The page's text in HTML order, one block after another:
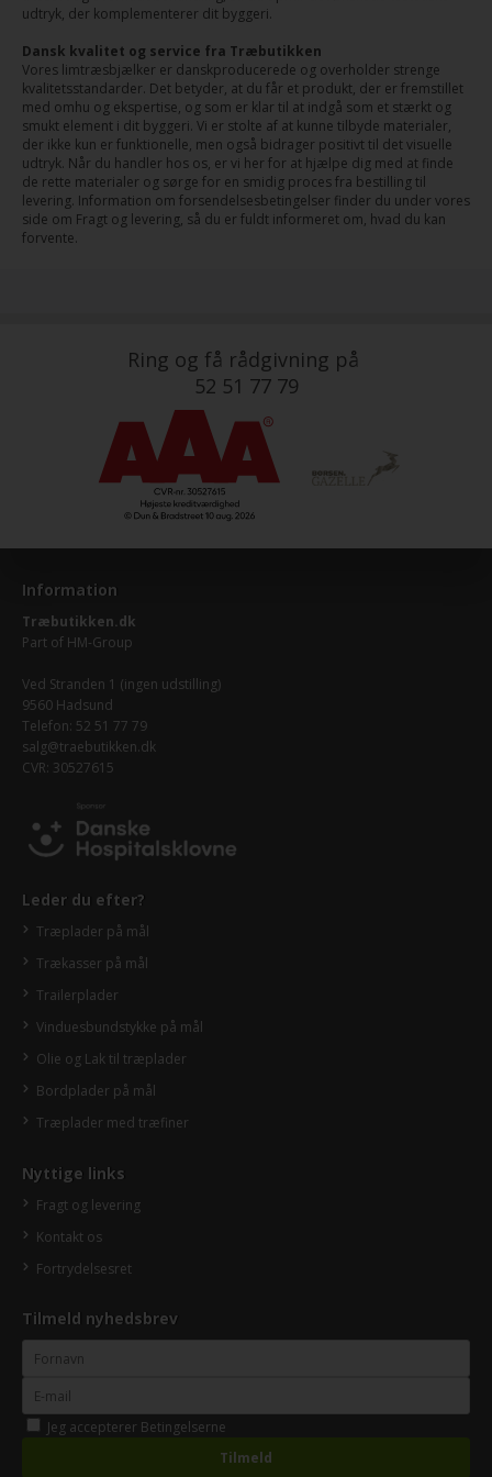
udtryk, der komplementerer dit byggeri.
Dansk kvalitet og service fra Træbutikken
Vores limtræsbjælker er danskproducerede og overholder strenge
kvalitetsstandarder. Det betyder, at du får et produkt, der er fremstillet
med omhu og ekspertise, og som er klar til at indgå som et stærkt og
smukt element i dit byggeri. Vi er stolte af at kunne tilbyde materialer,
der ikke kun er funktionelle, men også bidrager positivt til det visuelle
udtryk. Når du handler hos os, er vi her for at hjælpe dig med at finde
de rette materialer og sørge for en smidig proces fra bestilling til
levering. Information om forsendelsesbetingelser finder du under vores
side om Fragt og levering, så du er fuldt informeret om, hvad du kan
forvente.
Ring og få rådgivning på
52 51 77 79
Information
Træbutikken.dk
Part of HM-Group
Ved Stranden 1 (ingen udstilling)
9560 Hadsund
Telefon: 52 51 77 79
salg@traebutikken.dk
CVR: 30527615
Leder du efter?
Træplader på mål
Trækasser på mål
Trailerplader
Vinduesbundstykke på mål
Olie og Lak til træplader
Bordplader på mål
Træplader med træfiner
Nyttige links
Fragt og levering
Kontakt os
Fortrydelsesret
Tilmeld nyhedsbrev
Jeg accepterer Betingelserne